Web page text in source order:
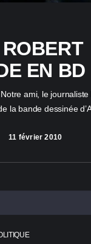
EN BD
ami, le
la bande dessinée
11 février 2010